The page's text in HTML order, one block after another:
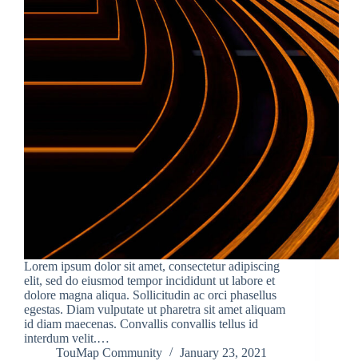
Lorem ipsum dolor sit amet, consectetur adipiscing
elit, sed do eiusmod tempor incididunt ut labore et
dolore magna aliqua. Sollicitudin ac orci phasellus
egestas. Diam vulputate ut pharetra sit amet aliquam
id diam maecenas. Convallis convallis tellus id
interdum velit.…
TouMap Community
January 23, 2021